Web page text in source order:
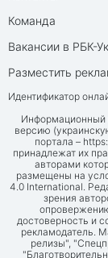
Команда
Вакансии в РБК-
Разместить
Идентификатор
Информационный
версию
портала –
принадлежат их
авторами
размещены на
4.0 International.
зрения
достоверность и
рекламодатель.
релизы",